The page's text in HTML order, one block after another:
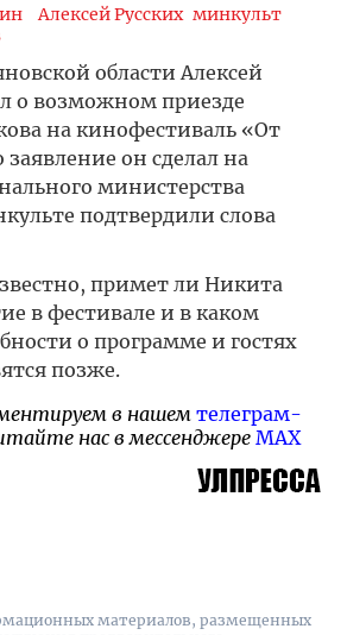
Алексей Русских минкульт
области Алексей
о возможном приезде
на кинофестиваль «От
он сделал на
министерства
подтвердили слова
примет ли Никита
в фестивале и в каком
о программе и гостях
позже.
в нашем телеграм-
нас в мессенджере MAX
материалов, размещенных